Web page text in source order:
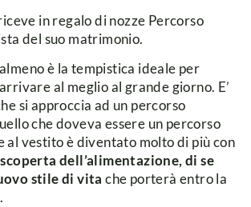
in regalo di nozze Percorso
del suo matrimonio.
è la tempistica ideale per
al meglio al grande giorno. E’
si approccia ad un percorso
che doveva essere un percorso
al vestito è diventato molto di più con
dell’alimentazione, di se
stile di vita che porterà entro la